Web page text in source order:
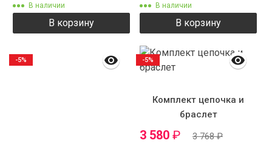
В наличии
В корзину
В наличии
В корзину
-5%
Комплект цепочка и
браслет
3 580 ₽ 3 768₽
-5%